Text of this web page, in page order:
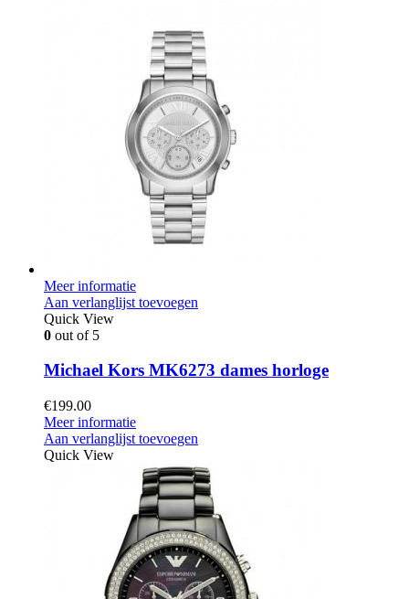
Meer informatie
Aan verlanglijst toevoegen
Quick View
0 out of 5
Michael Kors MK6273 dames horloge
€199.00
Meer informatie
Aan verlanglijst toevoegen
Quick View